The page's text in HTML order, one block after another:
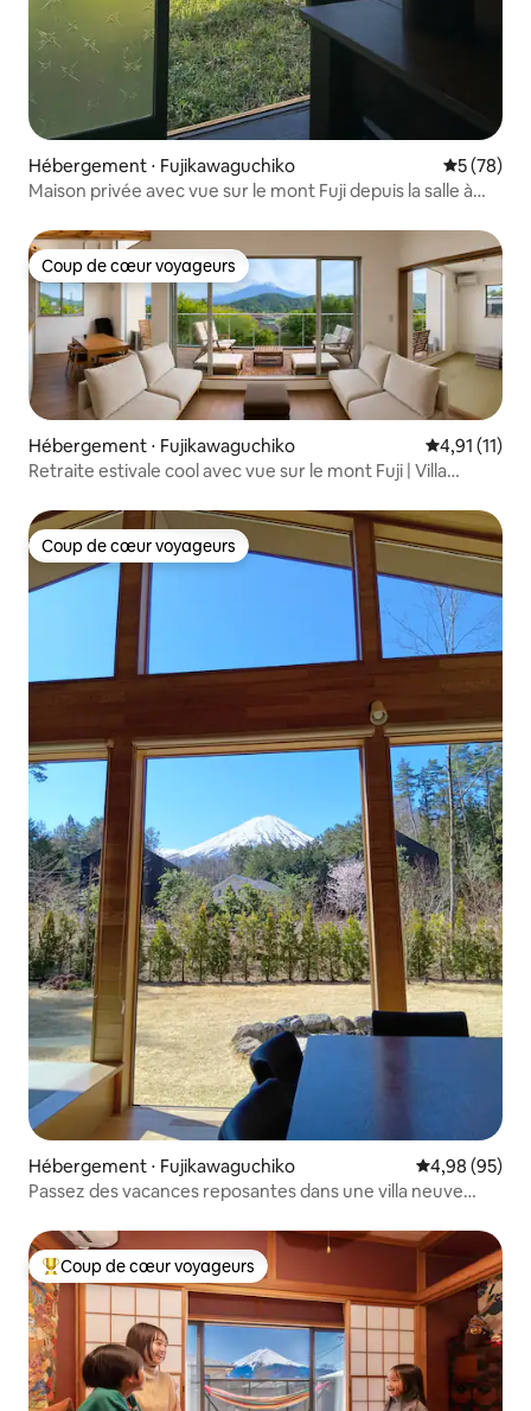
Hébergement ⋅ Fujikawaguchiko
5 (78)
Maison privée avec vue sur le mont Fuji depuis la salle à
Coup de cœur voyageurs
Coup de cœur voyageurs
Hébergement ⋅ Fujikawaguchiko Évaluation
4,91 (11)
Retraite estivale cool avec vue sur le mont Fuji | Villa
Coup de cœur voyageurs
Coup de cœur voyageurs
Hébergement ⋅ Fujikawaguchiko Évaluation
4,98 (95)
Passez des vacances reposantes dans une villa neuve
sur le mont Fuji et la nature au fil des saisons
Coups de cœur voyageurs les plus appréciés
Coup de cœur voyageurs